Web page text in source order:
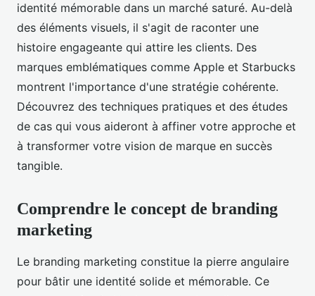
identité mémorable dans un marché saturé. Au-delà
des éléments visuels, il s'agit de raconter une
histoire engageante qui attire les clients. Des
marques emblématiques comme Apple et Starbucks
montrent l'importance d'une stratégie cohérente.
Découvrez des techniques pratiques et des études
de cas qui vous aideront à affiner votre approche et
à transformer votre vision de marque en succès
tangible.
Comprendre le concept de branding
marketing
Le branding marketing constitue la pierre angulaire
pour bâtir une identité solide et mémorable. Ce